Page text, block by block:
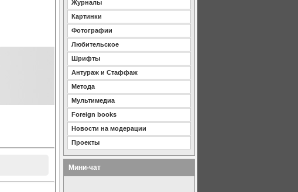
Журналы
Картинки
Фотографии
Любительское
Шрифты
Антураж и Стаффаж
Метода
Мультимедиа
Foreign books
Новости на модерации
Проекты
Мини-чат